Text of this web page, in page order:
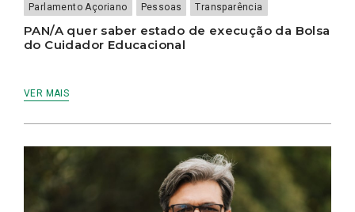
Parlamento Açoriano
Pessoas Transparência
PAN/A quer saber estado de execução da Bolsa
do Cuidador Educacional
VER MAIS